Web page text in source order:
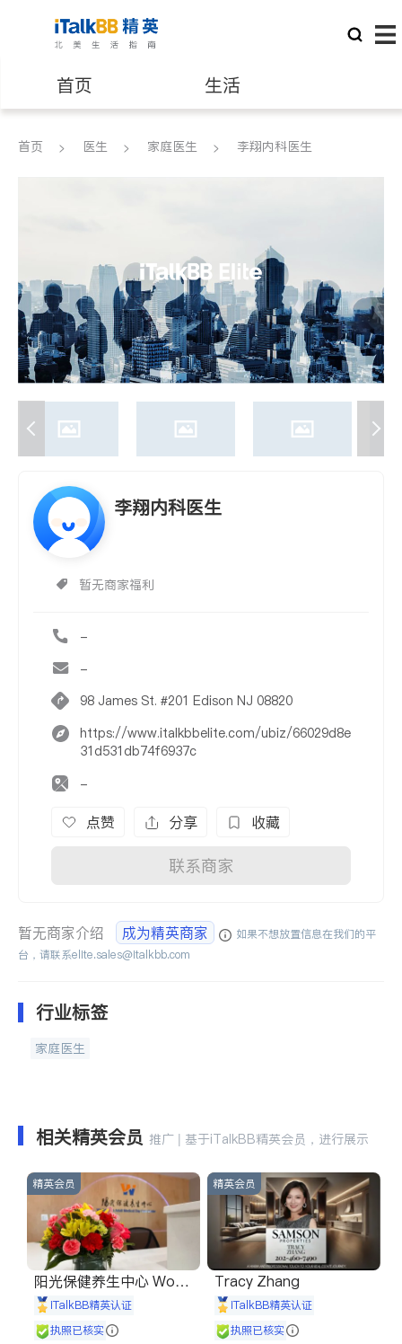
首页 生活
医生 律师
养老 非盈利组织
首页 医生 家庭医生 李翔内科医生
李翔内科医生
暂无商家福利
-
-
98 James St. #201 Edison NJ 08820
https://www.italkbbelite.com/ubiz/66029d8e
31d531db74f6937c
-
点赞 分享 收藏
联系商家
暂无商家介绍 成为精英商家
如果不想放置信息在我们的平
台，请联系elite.sales@italkbb.com
行业标签
家庭医生
相关精英会员 推广 | 基于iTalkBB精英会员，进行展示
精英会员
阳光保健养生中心 World
shine
iTalkBB精英认证
执照已核实
精英会员
Tracy Zhang
iTalkBB精英认证
执照已核实